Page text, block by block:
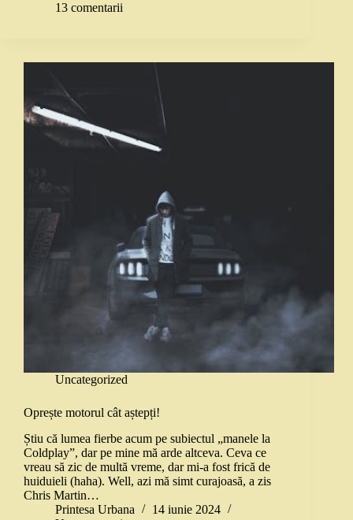
13 comentarii
Uncategorized
Oprește motorul cât aștepți!
Știu că lumea fierbe acum pe subiectul „manele la
Coldplay”, dar pe mine mă arde altceva. Ceva ce
vreau să zic de multă vreme, dar mi-a fost frică de
huiduieli (haha). Well, azi mă simt curajoasă, a zis
Chris Martin…
Printesa Urbana
14 iunie 2024